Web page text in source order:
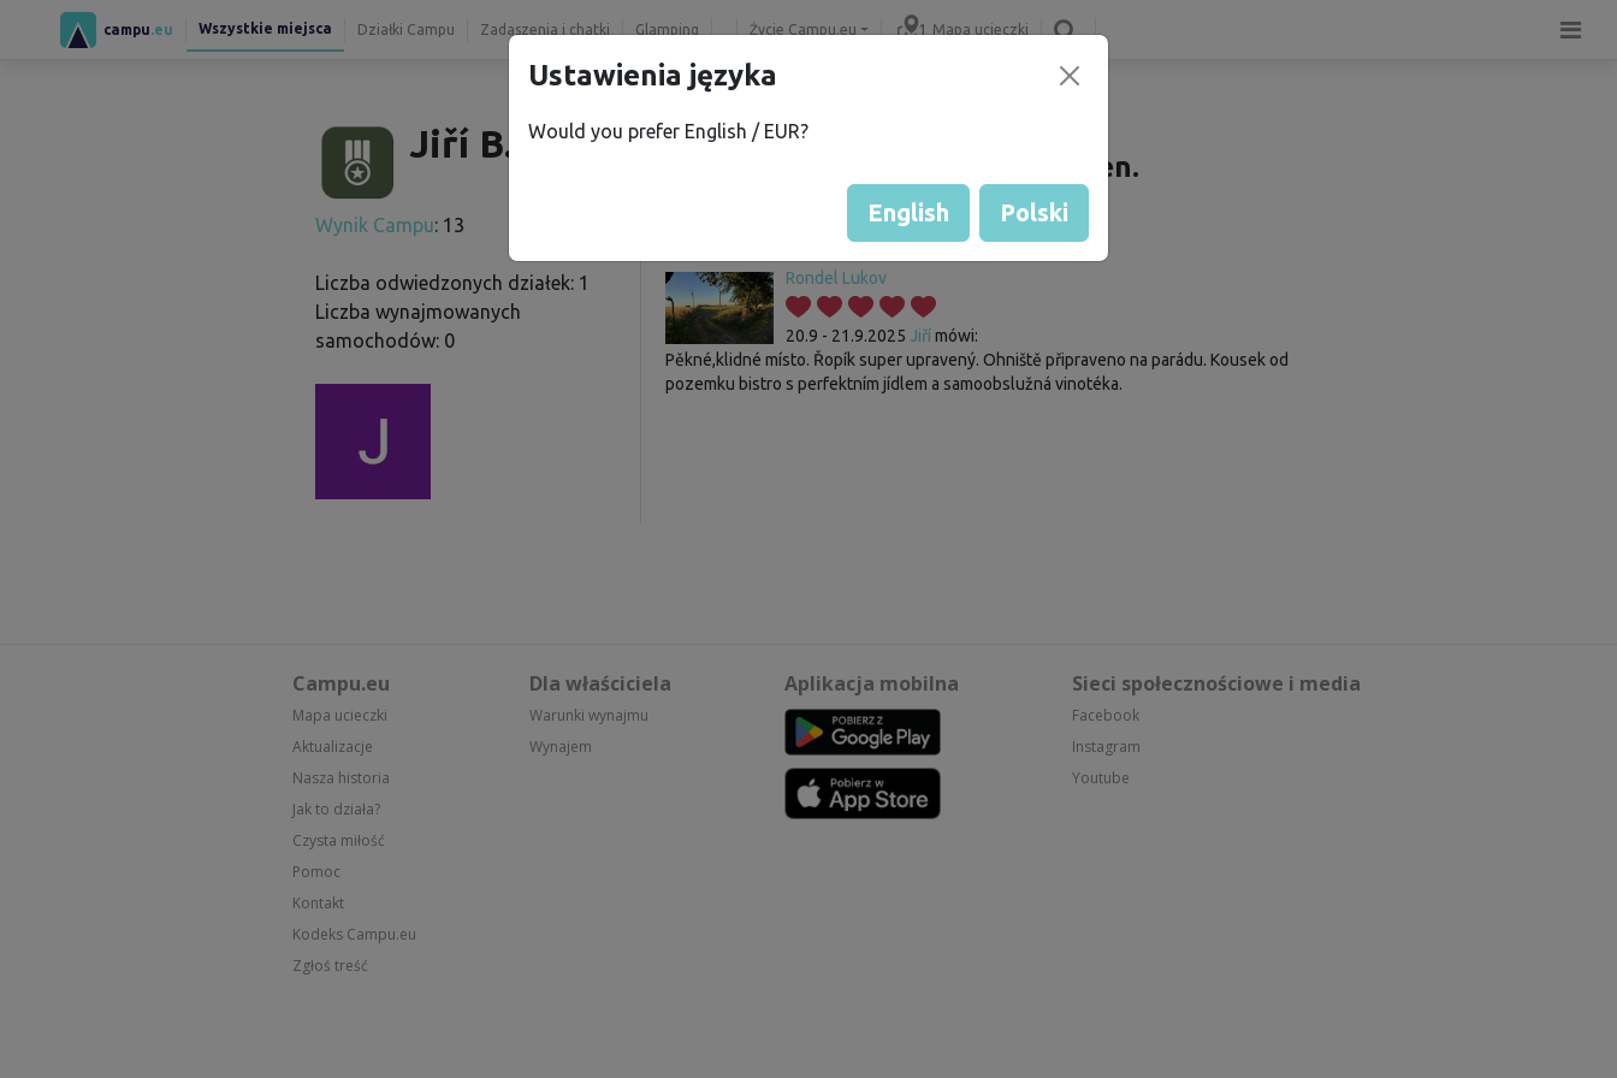
campu .eu Wszystkie miejsca Działki Campu Zadaszenia i chatki Glamping Życie Campu.eu Mapa ucieczki
Jiří B.
Wynik Campu: 13
Liczba odwiedzonych działek: 1
Liczba wynajmowanych
samochodów: 0
Gość nie ma jeszcze żadnych ocen.
Rondel Lukov
20.9 - 21.9.2025 Jiřímówi:
Pěkné,klidné místo. Řopík super upravený. Ohniště připraveno na parádu. Kousek od
pozemku bistro s perfektním jídlem a samoobslužná vinotéka.
Campu.eu
Mapa ucieczki
Aktualizacje
Nasza historia
Jak to działa?
Czysta miłość
Pomoc
Kontakt
Kodeks Campu.eu
Zgłoś treść
Dla właściciela
Warunki wynajmu
Wynajem
Aplikacja mobilna Sieci społecznościowe i media
Facebook
Instagram
Youtube
Ustawienia języka
Would you prefer English / EUR?
English Polski